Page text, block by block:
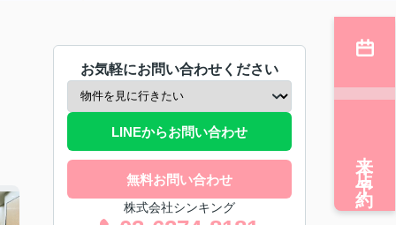
お気軽にお問い合わせください
LINEからお問い合わせ
無料お問い合わせ
株式会社シンキング
来店予約